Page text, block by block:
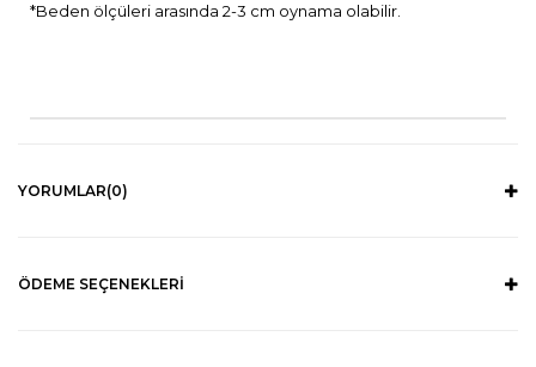
*Beden ölçüleri arasında 2-3 cm oynama olabilir.
YORUMLAR(0)
ÖDEME SEÇENEKLERI